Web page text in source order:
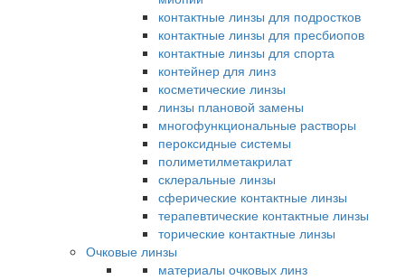
контактные линзы для подростков
контактные линзы для пресбиопов
контактные линзы для спорта
контейнер для линз
косметические линзы
линзы плановой замены
многофункциональные растворы
пероксидные системы
полиметилметакрилат
склеральные линзы
сферические контактные линзы
терапевтические контактные линзы
торические контактные линзы
Очковые линзы
материалы очковых линз